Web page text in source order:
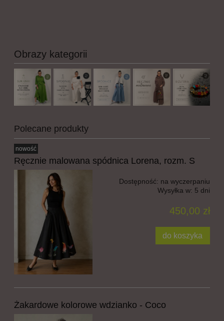
Obrazy kategorii
Polecane produkty
Ręcznie malowana spódnica Lorena, rozm. S
Dostępność: na wyczerpaniu
Wysyłka w: 5 dni
450,00 zł
do koszyka
nowość
Żakardowe kolorowe wdzianko - Coco